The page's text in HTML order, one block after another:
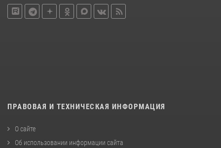
ПРАВОВАЯ И ТЕХНИЧЕСКАЯ ИНФОРМАЦИЯ
О сайте
Об использовании информации сайта